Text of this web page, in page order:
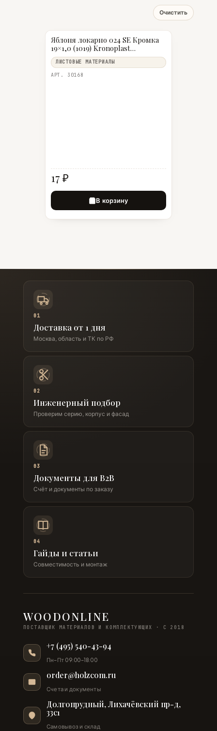
Очистить
Яблоня локарно 024 SE Кромка
19×1,0 (1019) Kronoplast
(200м/5шт)
ЛИСТОВЫЕ МАТЕРИАЛЫ
АРТ. 30168
17 ₽
В корзину
01
Доставка от 1 дня
Москва, область и ТК по РФ
02
Инженерный подбор
Проверим серию, корпус и фасад
03
Документы для B2B
Счёт и документы по заказу
04
Гайды и статьи
Совместимость и монтаж
WOODONLINE
ПОСТАВЩИК МАТЕРИАЛОВ И КОМПЛЕКТУЮЩИХ · С 2018
+7 (495) 540-43-94
Пн–Пт 09:00–18:00
order@holzcom.ru
Счета и документы
Долгопрудный, Лихачёвский пр-д,
33с1
Самовывоз и склад